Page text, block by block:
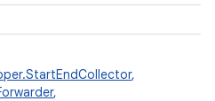
,
,